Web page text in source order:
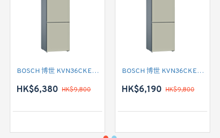
BOSCH 博世 KVN36CKEA2 雙門雪櫃
HK$6,380 HK$9,800
BOSCH 博世 KVN36CKEA2 雙門雪櫃 左門鉸
HK$6,190 HK$9,800